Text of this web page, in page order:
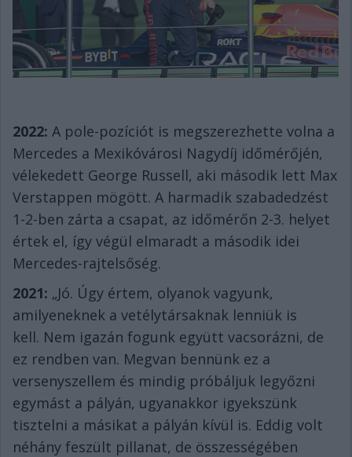
2022: A pole-pozíciót is megszerezhette volna a
Mercedes a Mexikóvárosi Nagydíj időmérőjén,
vélekedett George Russell, aki második lett Max
Verstappen mögött. A harmadik szabadedzést
1-2-ben zárta a csapat, az időmérőn 2-3. helyet
értek el, így végül elmaradt a második idei
Mercedes-rajtelsőség.
2021: „Jó. Úgy értem, olyanok vagyunk,
amilyeneknek a vetélytársaknak lenniük is
kell. Nem igazán fogunk együtt vacsorázni, de
ez rendben van. Megvan bennünk ez a
versenyszellem és mindig próbáljuk legyőzni
egymást a pályán, ugyanakkor igyekszünk
tisztelni a másikat a pályán kívül is. Eddig volt
néhány feszült pillanat, de összességében